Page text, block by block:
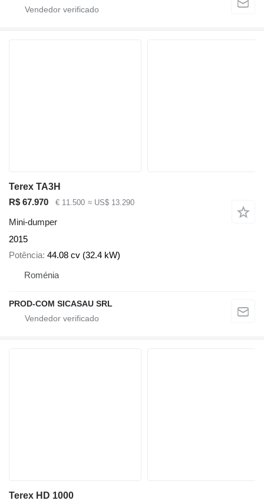
Terex TA3H
R$ 67.970
€ 11.500 ≈ US$ 13.290
Mini-dumper
2015
Potência 44.08 cv (32.4 kW)
Roménia
PROD-COM SICASAU SRL
Terex HD 1000